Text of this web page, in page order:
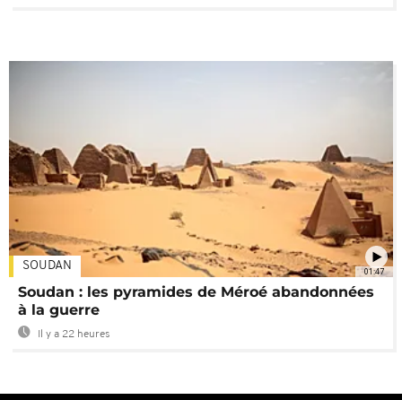
01:47
SOUDAN
Soudan : les pyramides de Méroé abandonnées
à la guerre
Il y a 22 heures